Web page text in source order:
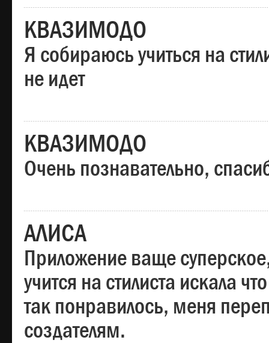
КВАЗИМОДО
Я собираюсь учиться на
не идет
КВАЗИМОДО
Очень познавательно,
АЛИСА
Приложение ваще
учится на стилиста искала
так понравилось, меня
создателям.